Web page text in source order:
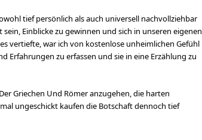
tief persönlich als auch universell nachvollziehbar
Einblicke zu gewinnen und sich in unseren eigenen
vertiefte, war ich von kostenlose unheimlichen Gefühl
Erfahrungen zu erfassen und sie in eine Erzählung zu
Griechen Und Römer anzugehen, die harten
ungeschickt kaufen die Botschaft dennoch tief